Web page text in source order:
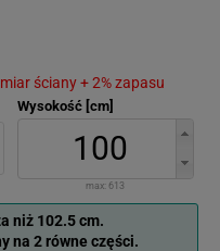
ściany + 2% zapasu
Wysokość [cm]
max: 613
niż 102.5 cm.
na 2 równe części.